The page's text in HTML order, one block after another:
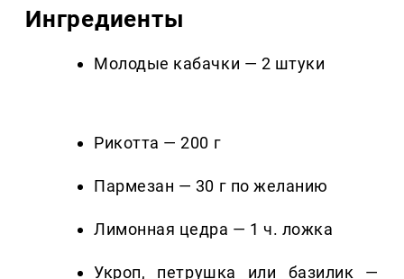
Ингредиенты
Молодые кабачки — 2 штуки
Рикотта — 200 г
Пармезан — 30 г по желанию
Лимонная цедра — 1 ч. ложка
Укроп, петрушка или базилик —